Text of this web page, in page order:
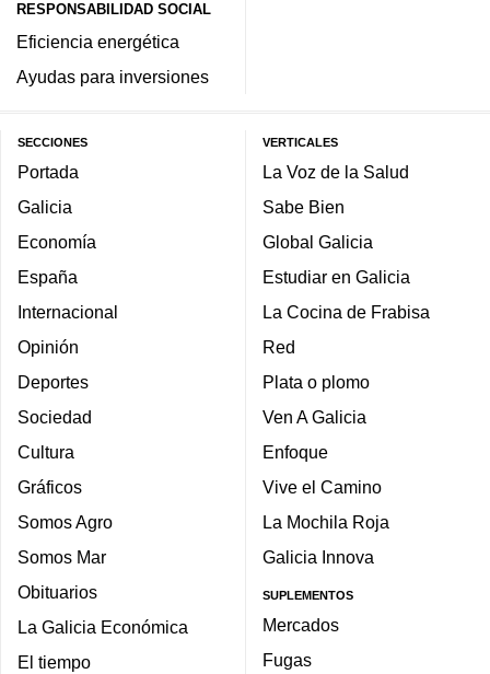
RESPONSABILIDAD SOCIAL
Eficiencia energética
Ayudas para inversiones
SECCIONES
Portada
Galicia
Economía
España
Internacional
Opinión
Deportes
Sociedad
Cultura
Gráficos
Somos Agro
Somos Mar
Obituarios
La Galicia Económica
El tiempo
VERTICALES
La Voz de la Salud
Sabe Bien
Global Galicia
Estudiar en Galicia
La Cocina de Frabisa
Red
Plata o plomo
Ven A Galicia
Enfoque
Vive el Camino
La Mochila Roja
Galicia Innova
SUPLEMENTOS
Mercados
Fugas